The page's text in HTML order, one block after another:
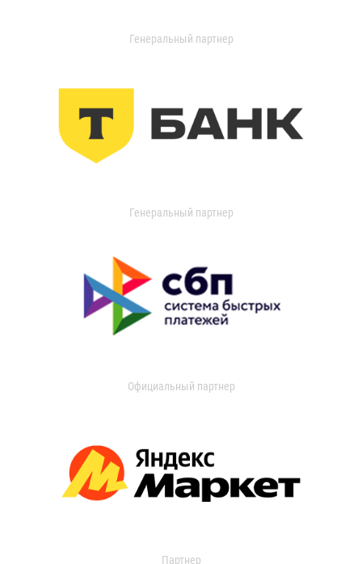
Генеральный партнер
Генеральный партнер
Официальный партнер
Партнер